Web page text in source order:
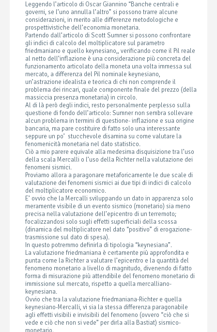
Leggendo l’articolo di Oscar Giannino “Banche centrali e
governi, se l’uno annulla l’altro” si possono trarre alcune
considerazioni, in merito alle differenze metodologiche e
prospettivistiche dell’economia monetaria.
Partendo dall’articolo di Scott Sumner si possono confrontare
gli indici di calcolo del moltiplicatore sul parametro
friedmaniano e quello keynesiano,, verificando come il Pil reale
al netto dell’inflazione è una considerazione più concreta del
funzionamento articolato della moneta una volta immessa sul
mercato, a differenza del Pil nominale keynesiano,
un’astrazione idealista e teorica di chi non comprende il
problema dei rincari, quale componente finale del prezzo (della
massiccia presenza monetaria) in circolo.
Al di là però degli indici, resto personalmente perplesso sulla
questione di fondo dell’articolo: Sumner non sembra sollevare
alcun problema in termini di questione- inflazione e sua origine
bancaria, ma pare costituire di fatto solo una interessante
seppure un po’ stucchevole disamina su come valutare la
fenomenicità monetaria nel dato statistico.
Ciò a mio parere equivale alla medesima disquisizione tra l’uso
della scala Mercalli o l’uso della Richter nella valutazione dei
fenomeni sismici.
Proviamo allora a paragonare metaforicamente le due scale di
valutazione dei fenomeni sismici ai due tipi di indici di calcolo
del moltiplicatore economico.
E’ ovvio che la Mercalli sviluppando un dato in apparenza solo
meramente visibile di un evento sismico (monetario) sia meno
precisa nella valutazione dell’epicentro di un terremoto;
focalizzandosi solo sugli effetti superficiali della scossa
(dinamica del moltiplicatore nel dato “positivo” di erogazione-
trasmissione sul dato di spesa).
In questo potremmo definirla di tipologia “keynesiana”.
La valutazione friedmaniana è certamente più approfondita e
punta come la Richter a valutare l’epicentro e la quantità del
fenomeno monetario a livello di magnitudo, divenendo di fatto
forma di misurazione più attendibile del fenomeno monetario di
immissione sul mercato, rispetto a quella mercalliano-
keynesiana.
Ovvio che tra la valutazione friedmaniana-Richter e quella
keynesiano-Mercalli, vi sia la stessa differenza paragonabile
agli effetti visibili e invisibili del fenomeno (ovvero “ciò che si
vede e ciò che non si vede” per dirla alla Bastiat) sismico-